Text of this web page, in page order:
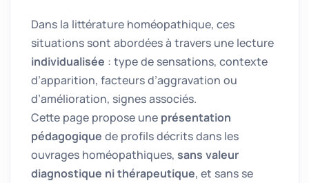
Dans la littérature homéopathique, ces
situations sont abordées à travers une lecture
individualisée : type de sensations, contexte
d’apparition, facteurs d’aggravation ou
d’amélioration, signes associés.
Cette page propose une présentation
pédagogique de profils décrits dans les
ouvrages homéopathiques, sans valeur
diagnostique ni thérapeutique, et sans se